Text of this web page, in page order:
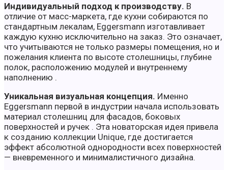
Индивидуальный подход к производству. В
отличие от масс-маркета, где кухни собираются по
стандартным лекалам, Eggersmann изготавливает
каждую кухню исключительно на заказ. Это означает,
что учитываются не только размеры помещения, но и
пожелания клиента по высоте столешницы, глубине
полок, расположению модулей и внутреннему
наполнению .
Уникальная визуальная концепция. Именно
Eggersmann первой в индустрии начала использовать
материал столешниц для фасадов, боковых
поверхностей и ручек . Эта новаторская идея привела
к созданию коллекции Unique, где достигается
эффект абсолютной однородности всех поверхностей
— вневременного и минималистичного дизайна.